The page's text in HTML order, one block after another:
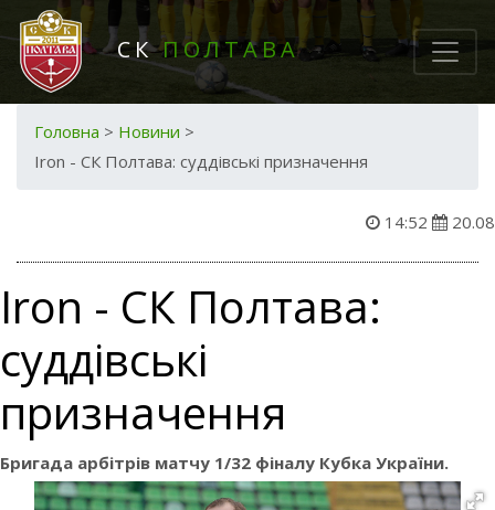
СКПОЛТАВА
Головна > Новини >
Iron - СК Полтава: суддівські призначення
14:52 20.08
Iron - СК Полтава:
суддівські
призначення
Бригада арбітрів матчу 1/32 фіналу Кубка України.